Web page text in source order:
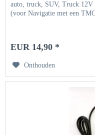
auto, truck, SUV, Truck 12V
(voor Navigatie met een
EUR 14,90 *
Onthouden